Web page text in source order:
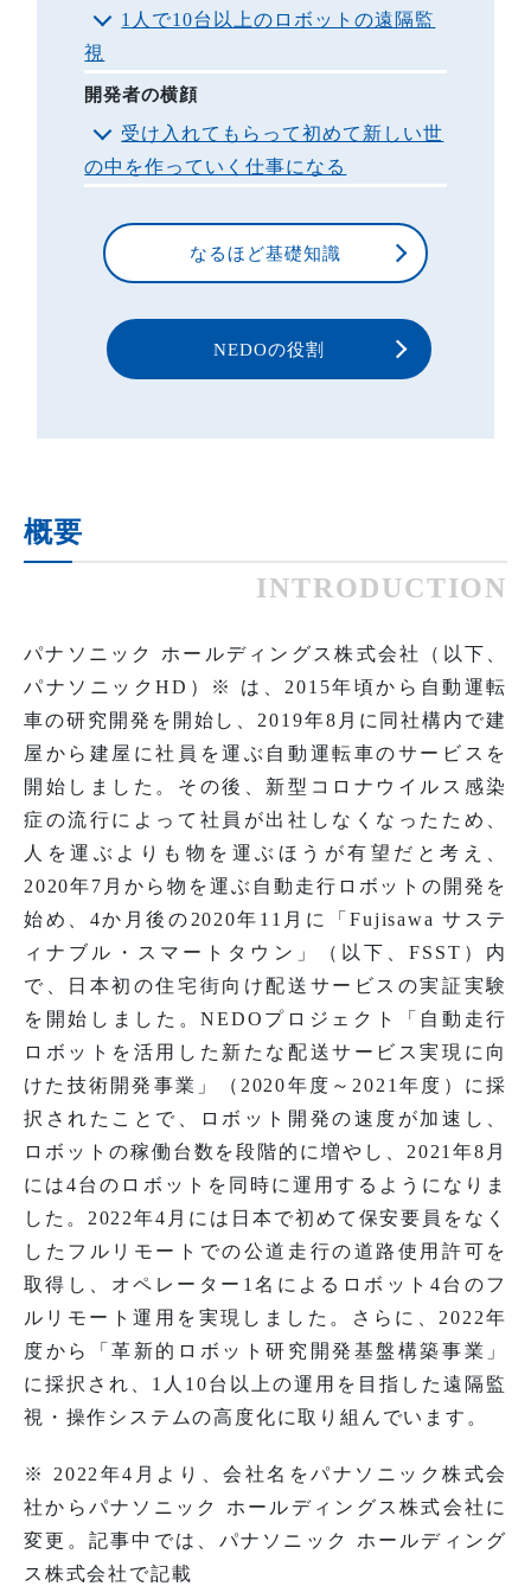
1人で10台以上のロボットの遠隔監
視
開発者の横顔
受け入れてもらって初めて新しい世
の中を作っていく仕事になる
なるほど基礎知識
NEDOの役割
概要
INTRODUCTION
パナソニック ホールディングス株式会社（以下、
パナソニックHD）※ は、2015年頃から自動運転
車の研究開発を開始し、2019年8月に同社構内で建
屋から建屋に社員を運ぶ自動運転車のサービスを
開始しました。その後、新型コロナウイルス感染
症の流行によって社員が出社しなくなったため、
人を運ぶよりも物を運ぶほうが有望だと考え、
2020年7月から物を運ぶ自動走行ロボットの開発を
始め、4か月後の2020年11月に「Fujisawa サステ
ィナブル・スマートタウン」（以下、FSST）内
で、日本初の住宅街向け配送サービスの実証実験
を開始しました。NEDOプロジェクト「自動走行
ロボットを活用した新たな配送サービス実現に向
けた技術開発事業」（2020年度～2021年度）に採
択されたことで、ロボット開発の速度が加速し、
ロボットの稼働台数を段階的に増やし、2021年8月
には4台のロボットを同時に運用するようになりま
した。2022年4月には日本で初めて保安要員をなく
したフルリモートでの公道走行の道路使用許可を
取得し、オペレーター1名によるロボット4台のフ
ルリモート運用を実現しました。さらに、2022年
度から「革新的ロボット研究開発基盤構築事業」
に採択され、1人10台以上の運用を目指した遠隔監
視・操作システムの高度化に取り組んでいます。
※ 2022年4月より、会社名をパナソニック株式会
社からパナソニック ホールディングス株式会社に
変更。記事中では、パナソニック ホールディング
ス株式会社で記載